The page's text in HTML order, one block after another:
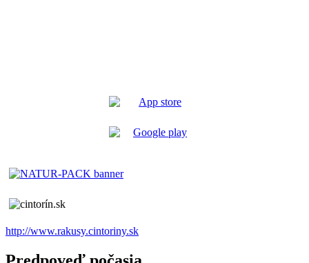
http://www.rakusy.cintoriny.sk